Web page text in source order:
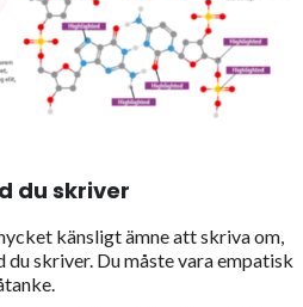
du skriver
känsligt ämne att skriva om,
du skriver. Du måste vara empatisk